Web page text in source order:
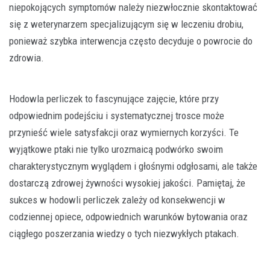
niepokojących symptomów należy niezwłocznie skontaktować
się z weterynarzem specjalizującym się w leczeniu drobiu,
ponieważ szybka interwencja często decyduje o powrocie do
zdrowia.
Hodowla perliczek to fascynujące zajęcie, które przy
odpowiednim podejściu i systematycznej trosce może
przynieść wiele satysfakcji oraz wymiernych korzyści. Te
wyjątkowe ptaki nie tylko urozmaicą podwórko swoim
charakterystycznym wyglądem i głośnymi odgłosami, ale także
dostarczą zdrowej żywności wysokiej jakości. Pamiętaj, że
sukces w hodowli perliczek zależy od konsekwencji w
codziennej opiece, odpowiednich warunków bytowania oraz
ciągłego poszerzania wiedzy o tych niezwykłych ptakach.